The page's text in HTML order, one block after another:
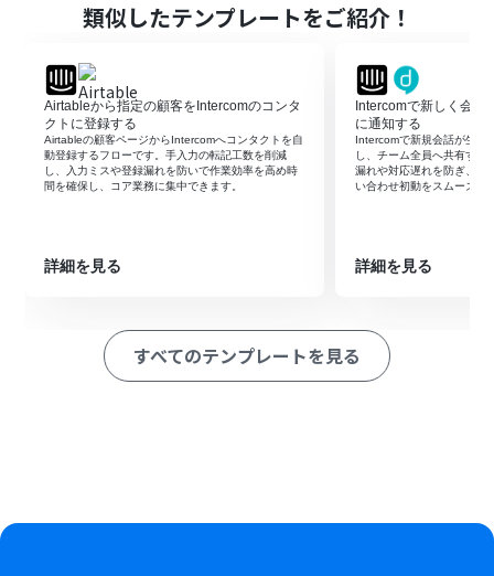
■フローボットの流れ
します。
次に、トリガーでIntercomを選択し、「ユーザーが会話
で返信したら（Webhook起動）」というアクションを設
定します。
最後に、オペレーションでMicrosoft Teamsの「チャン
ネルにメッセージを送る」アクションを設定し、通知内容
ペレーション」：トリガー起動後、フロー内で処理を行うアク
■このワークフローのカスタムポイント
Microsoft Teamsのオペレーション設定では、通知を送
信したいチームのIDやチャネルのIDを任意で設定してく
類似したテンプレートをご紹介！
Airtableから指定の顧客をIntercomのコンタ
クトに登録する
Airtableの顧客ページからIntercomへコンタクトを自
動登録するフローです。手入力の転記工数を削減
し、入力ミスや登録漏れを防いで作業効率を高め時
間を確保し、コア業務に集中できます。
詳細を見る
Intercomで新しく会話
に通知する
Intercomで新規会話が生ま
し、チーム全員へ共有する
漏れや対応遅れを防ぎ、担
い合わせ初動をスムーズに
詳細を見る
すべてのテンプレートを見る